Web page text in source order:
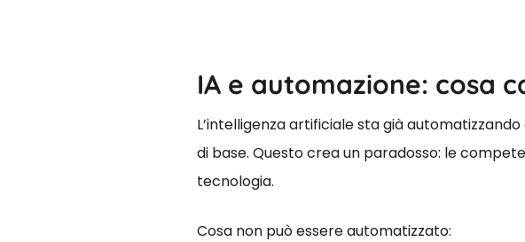
IA e automazione: cosa
L’intelligenza artificiale sta già
di base. Questo crea un paradosso: le
tecnologia.
Cosa non può essere automatizzato: